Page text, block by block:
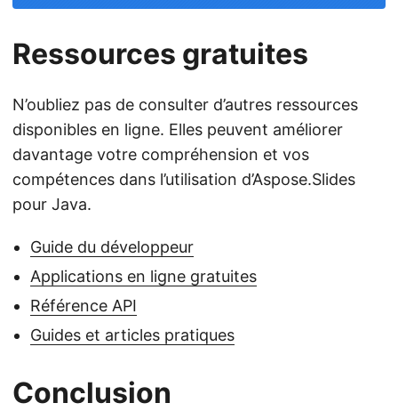
Ressources gratuites
N’oubliez pas de consulter d’autres ressources
disponibles en ligne. Elles peuvent améliorer
davantage votre compréhension et vos
compétences dans l’utilisation d’Aspose.Slides
pour Java.
Guide du développeur
Applications en ligne gratuites
Référence API
Guides et articles pratiques
Conclusion